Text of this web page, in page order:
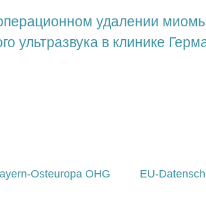
удалении
ультразвука в клинике
Osteuropa OHG EU-